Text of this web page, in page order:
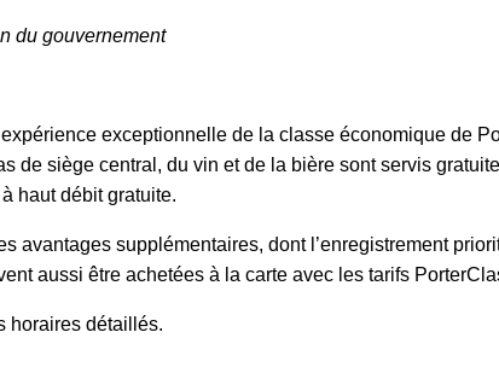
du gouvernement
exceptionnelle de la classe économique de
de siège central, du vin et de la bière sont servis
haut débit gratuite.
avantages supplémentaires, dont l’enregistrement
aussi être achetées à la carte avec les tarifs
horaires détaillés.